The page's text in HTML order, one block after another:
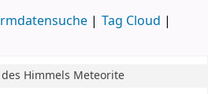
Tag Cloud
Himmels Meteorite